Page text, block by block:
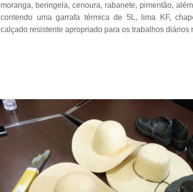
moranga, beringela, cenoura, rabanete, pimentão,
contendo uma garrafa térmica de 5L, lima KF,
calçado resistente apropriado para os trabalhos diários